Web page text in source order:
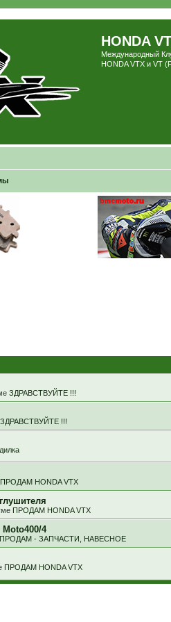
HONDA
Международный
HONDA VTX и VT
ЗДРАВСТВУЙТЕ !!!
ЗДРАВСТВУЙТЕ !!!
ПРОДАМ HONDA VTX
ПРОДАМ HONDA VTX
4
ПРОДАМ - ЗАПЧАСТИ, НАВЕСНОЕ
ПРОДАМ HONDA VTX